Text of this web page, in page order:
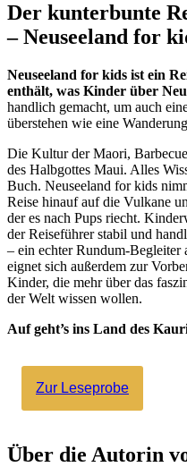
Der kunterbunte
– Neuseeland for
Neuseeland for kids ist ein
enthält, was Kinder über
handlich gemacht, um auch
überstehen wie eine
Die Kultur der Maori,
des Halbgottes Maui. Alles
Buch. Neuseeland for kids
Reise hinauf auf die Vulkane
der es nach Pups riecht.
der Reiseführer stabil und
– ein echter Rundum-Begleiter
eignet sich außerdem zur
Kinder, die mehr über das
der Welt wissen wollen.
Auf geht’s ins Land des
Zur Leseprobe
Über die Autorin